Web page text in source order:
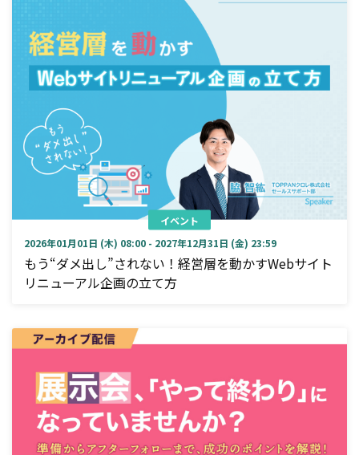
イベント
2026年01月01日 (木) 08:00 - 2027年12月31日 (金) 23:59
もう“ダメ出し”されない！経営層を動かすWebサイト
リニューアル企画の立て方